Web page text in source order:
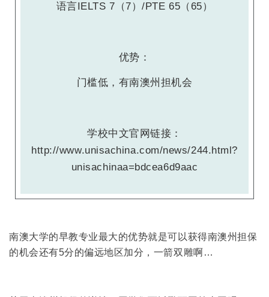
语言IELTS 7（7）/PTE 65（65）
优势：
门槛低，有南澳州担机会
学校中文官网链接：
http://www.unisachina.com/news/244.html?
unisachinaa=bdcea6d9aac
南澳大学的早教专业最大的优势就是可以获得南澳州担保
的机会还有5分的偏远地区加分，一箭双雕啊…